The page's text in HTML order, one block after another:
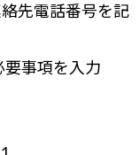
先電話番号を記
事項を入力